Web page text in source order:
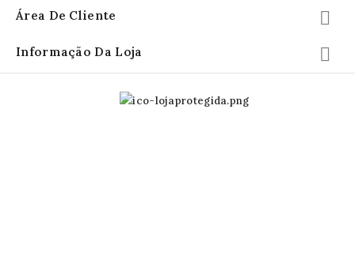
Área De Cliente 
Informação Da Loja 